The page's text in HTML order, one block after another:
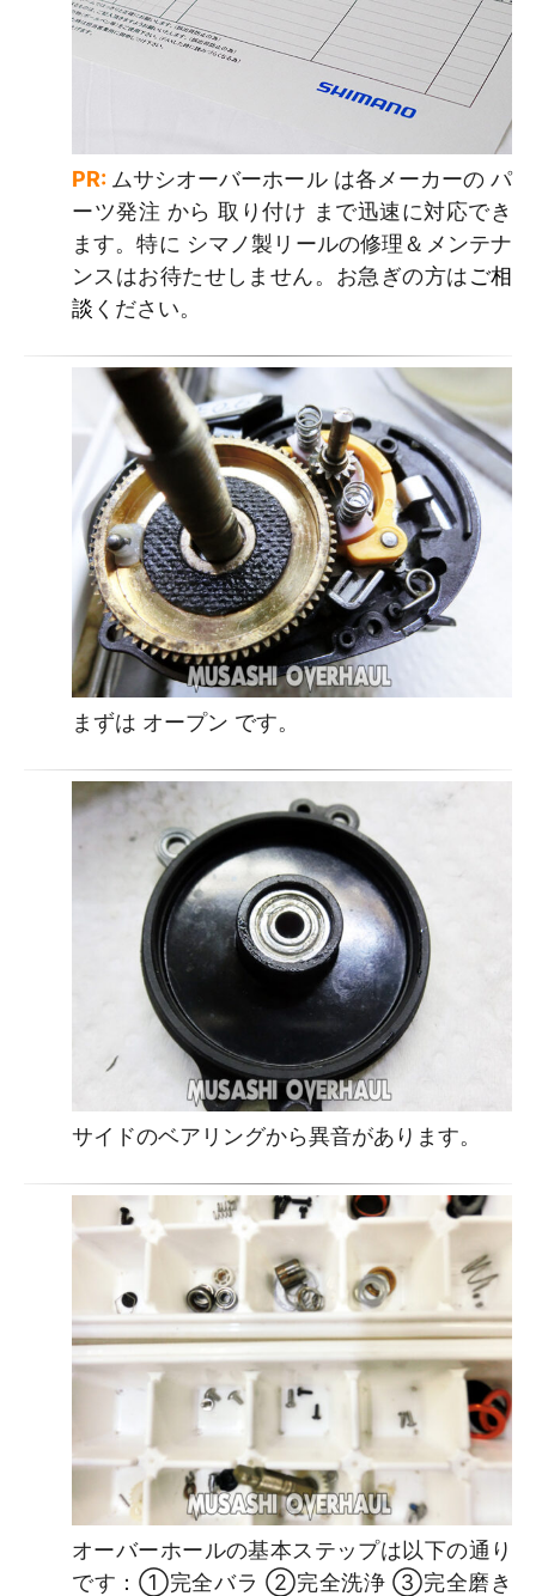
PR: ムサシオーバーホール は各メーカーの パ
ーツ発注 から 取り付け まで迅速に対応でき
ます。特に シマノ製リールの修理＆メンテナ
ンスはお待たせしません。お急ぎの方はご相
談 ください。
まずは オープン です。
サイドのベアリングから異音があります。
オーバーホールの基本ステップは以下の通り
です：①完全バラ ②完全洗浄 ③完全磨き